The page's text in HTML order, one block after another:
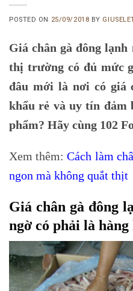
POSTED ON 25/09/2018 BY
Giá chân gà đông
thị trường có đủ mức
đâu mới là nơi có giá
khẩu rẻ và uy tín đảm
phẩm? Hãy cùng 102
Xem thêm:Cách làm
ngon mà không quắt thịt
Giá chân gà đông
ngờ có phải là hàng